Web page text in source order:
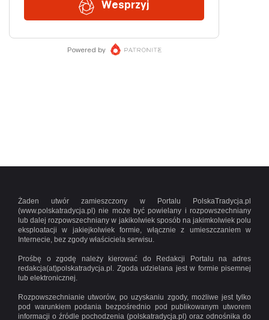
Żaden utwór zamieszczony w Portalu PolskaTradycja.pl
(www.polskatradycja.pl) nie może być powielany i rozpowszechniany
lub dalej rozpowszechniany w jakikolwiek sposób na jakimkolwiek polu
eksploatacji w jakiejkolwiek formie, włącznie z umieszczaniem w
Internecie, bez zgody właściciela serwisu.
Prośbę o zgodę należy kierować do Redakcji Portalu na adres
redakcja(at)polskatradycja.pl. Zgoda udzielana jest w formie pisemnej
lub elektronicznej.
Rozpowszechnianie utworów, po uzyskaniu zgody, możliwe jest tylko
pod warunkiem podania bezpośrednio pod publikowanym utworem
informacji o źródle pochodzenia (polskatradycja.pl) oraz odnośnika do